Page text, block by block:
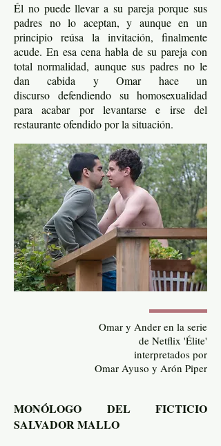
Él no puede llevar a su pareja porque sus
padres no lo aceptan, y aunque en un
principio reúsa la invitación, finalmente
acude. En esa cena habla de su pareja con
total normalidad, aunque sus padres no le
dan cabida y Omar hace un
discurso defendiendo su homosexualidad
para acabar por levantarse e irse del
restaurante ofendido por la situación.
Omar y Ander en la serie
de Netflix 'Élite'
interpretados por
Omar Ayuso y Arón Piper
MONÓLOGO DEL FICTICIO
SALVADOR MALLO